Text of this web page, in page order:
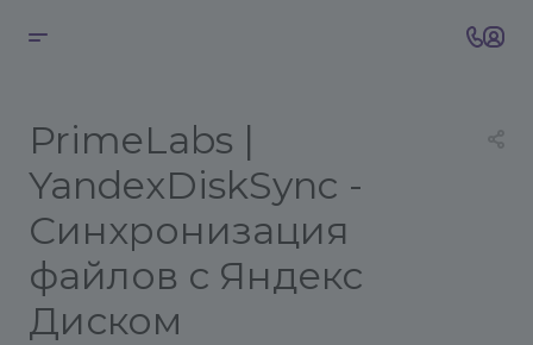
PrimeLabs |
YandexDiskSync -
Синхронизация
файлов с Яндекс
Диском